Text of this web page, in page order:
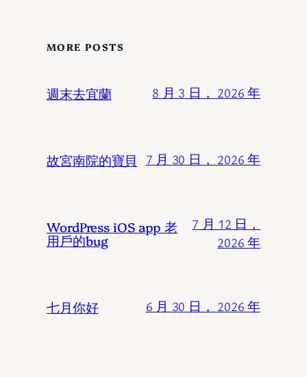
MORE POSTS
週末去宜蘭 8 月 3 日， 2026 年
故宮南院的寶貝 7 月 30 日， 2026 年
WordPress iOS app 老
用戶的bug
7 月 12 日，
2026 年
七月你好 6 月 30 日， 2026 年